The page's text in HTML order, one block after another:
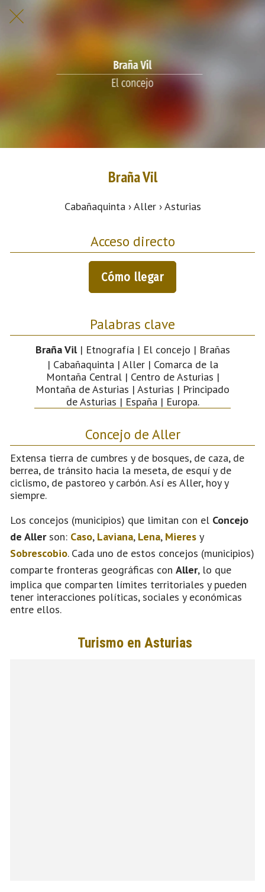
Braña Vil
Cabañaquinta › Aller › Asturias
Acceso directo
Cómo llegar
Palabras clave
Braña Vil| Etnografía | El concejo | Brañas
| Cabañaquinta | Aller | Comarca de la
Montaña Central | Centro de Asturias |
Montaña de Asturias | Asturias | Principado
de Asturias | España | Europa.
Concejo de Aller
Extensa tierra de cumbres y de bosques, de caza, de
berrea, de tránsito hacia la meseta, de esquí y de
ciclismo, de pastoreo y carbón. Así es Aller, hoy y
siempre.
Los concejos (municipios) que limitan con el Concejo
de Allerson: Caso, Laviana, Lena, Mieres y
Sobrescobio. Cada uno de estos concejos (municipios)
comparte fronteras geográficas con Aller, lo que
implica que comparten límites territoriales y pueden
tener interacciones políticas, sociales y económicas
entre ellos.